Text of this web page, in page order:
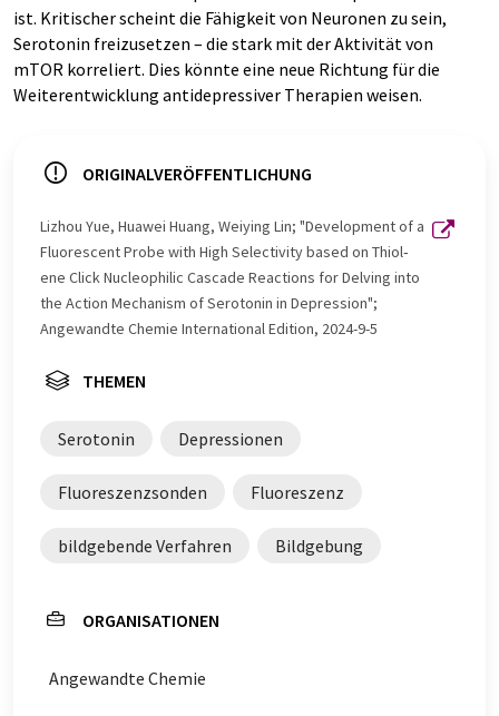
ist. Kritischer scheint die Fähigkeit von Neuronen zu sein,
Serotonin freizusetzen – die stark mit der Aktivität von
mTOR korreliert. Dies könnte eine neue Richtung für die
Weiterentwicklung antidepressiver Therapien weisen.
ORIGINALVERÖFFENTLICHUNG
Lizhou Yue, Huawei Huang, Weiying Lin; "Development of a
Fluorescent Probe with High Selectivity based on Thiol‐
ene Click Nucleophilic Cascade Reactions for Delving into
the Action Mechanism of Serotonin in Depression";
Angewandte Chemie International Edition, 2024-9-5
THEMEN
Serotonin Depressionen
Fluoreszenzsonden Fluoreszenz
bildgebende Verfahren Bildgebung
ORGANISATIONEN
Angewandte Chemie